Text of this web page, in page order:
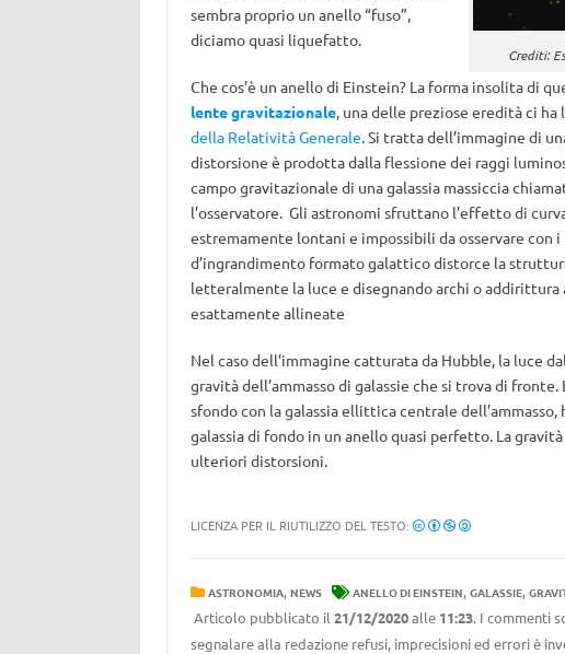
Crediti:
sembra proprio un anello “fuso”,
diciamo quasi liquefatto.
Che cos’è un anello di Einstein? La forma insolita di
lente gravitazionale, una delle preziose eredità ci
della Relatività Generale. Si tratta dell’immagine di
distorsione è prodotta dalla flessione dei raggi
campo gravitazionale di una galassia massiccia
l’osservatore. Gli astronomi sfruttano l’effetto di
estremamente lontani e impossibili da osservare
d’ingrandimento formato galattico distorce la
letteralmente la luce e disegnando archi o addirittura
esattamente allineate
Nel caso dell’immagine catturata da Hubble, la luce
gravità dell’ammasso di galassie che si trova di
sfondo con la galassia ellittica centrale
galassia di fondo in un anello quasi perfetto. La
ulteriori distorsioni.
LICENZA PER IL RIUTILIZZO DEL TESTO:
ASTRONOMIA, NEWS ANELLO DI EINSTEIN, GALASSIE,
Articolo pubblicato il 21/12/2020alle 11:23. I commenti
segnalare alla redazione refusi, imprecisioni ed errori è